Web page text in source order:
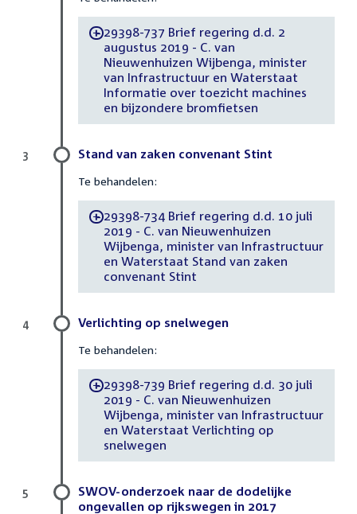
-29398-737 Brief regering d.d. 2
augustus 2019 - C. van
Nieuwenhuizen Wijbenga, minister
van Infrastructuur en Waterstaat
Informatie over toezicht machines
en bijzondere bromfietsen
Stand van zaken convenant Stint
Te behandelen:
-29398-734 Brief regering d.d. 10 juli
2019 - C. van Nieuwenhuizen
Wijbenga, minister van Infrastructuur
en Waterstaat Stand van zaken
convenant Stint
3
Verlichting op snelwegen
Te behandelen:
-29398-739 Brief regering d.d. 30 juli
2019 - C. van Nieuwenhuizen
Wijbenga, minister van Infrastructuur
en Waterstaat Verlichting op
snelwegen
4
SWOV-onderzoek naar de dodelijke
ongevallen op rijkswegen in 2017
5